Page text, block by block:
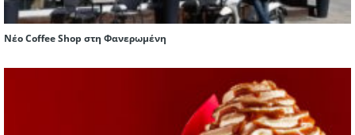
Νέο Coffee Shop στη Φανερωμένη